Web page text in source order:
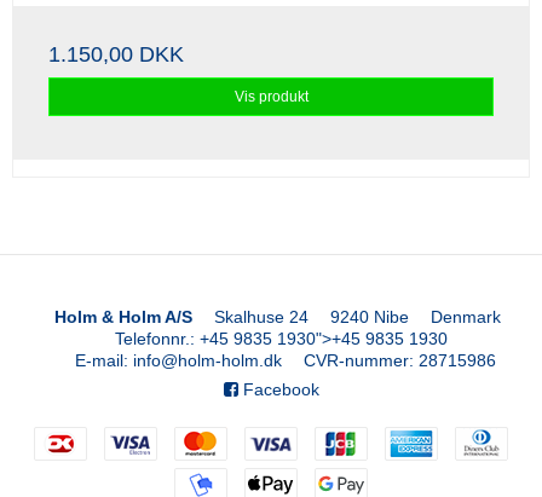
1.150,00 DKK
Vis produkt
Holm & Holm A/S Skalhuse 24 9240 Nibe
Denmark
Telefonnr. : +45 9835 1930">+45 9835 1930
E-mail: info@holm-holm.dk CVR-nummer: 28715986
Facebook